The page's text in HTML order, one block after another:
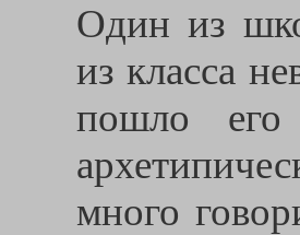
Один из
из класса
пошло
много